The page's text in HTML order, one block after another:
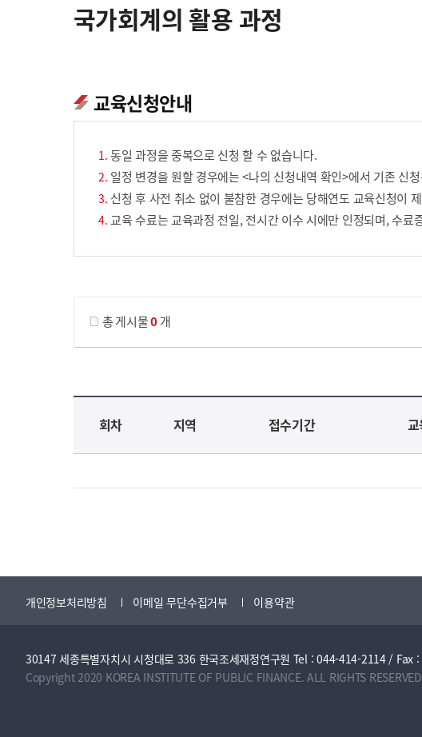
국가회계의 활용 과정
교육신청안내
동일 과정을 중복으로 신청 할 수 없습니다.
일정 변경을 원할 경우에는 <나의 신청내역 확인>에서 기존 신
신청 후 사전 취소 없이 불참한 경우에는 당해연도 교육신청이
교육 수료는 교육과정 전일, 전시간 이수 시에만 인정되며, 수료
총 게시물0개
교육신청 목록을 나타낸 표로 회차, 지역, 접수기간, 교육기간, 교육장소, 신청인원/모집인원, 상태로 나뉘어 설명합니다.
회차 지역 접수기간
개인정보처리방침 이메일 무단수집거부 이용약관
30147 세종특별자치시 시청대로 336 한국조세재정연구원 Tel : 044-414-2114 /
Copyright 2020 KOREA INSTITUTE OF PUBLIC FINANCE. ALL RIGHTS